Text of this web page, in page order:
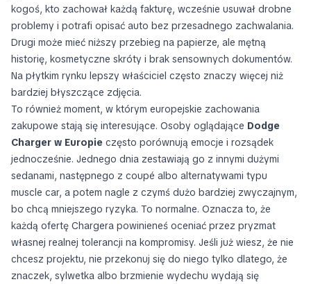
kogoś, kto zachował każdą fakturę, wcześnie usuwał drobne
problemy i potrafi opisać auto bez przesadnego zachwalania.
Drugi może mieć niższy przebieg na papierze, ale mętną
historię, kosmetyczne skróty i brak sensownych dokumentów.
Na płytkim rynku lepszy właściciel często znaczy więcej niż
bardziej błyszczące zdjęcia.
To również moment, w którym europejskie zachowania
zakupowe stają się interesujące. Osoby oglądające Dodge
Charger w Europie często porównują emocje i rozsądek
jednocześnie. Jednego dnia zestawiają go z innymi dużymi
sedanami, następnego z coupé albo alternatywami typu
muscle car, a potem nagle z czymś dużo bardziej zwyczajnym,
bo chcą mniejszego ryzyka. To normalne. Oznacza to, że
każdą ofertę Chargera powinieneś oceniać przez pryzmat
własnej realnej tolerancji na kompromisy. Jeśli już wiesz, że nie
chcesz projektu, nie przekonuj się do niego tylko dlatego, że
znaczek, sylwetka albo brzmienie wydechu wydają się